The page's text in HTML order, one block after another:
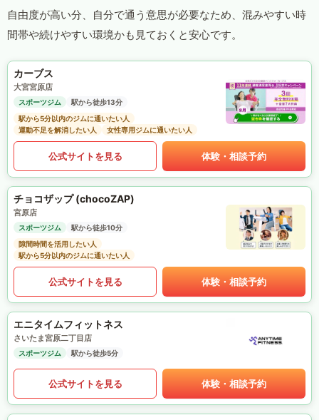
自由度が高い分、自分で通う意思が必要なため、混みやすい時
間帯や続けやすい環境かも見ておくと安心です。
カーブス
大宮宮原店
スポーツジム
駅から徒歩13分
駅から5分以内のジムに通いたい人
運動不足を解消したい人
女性専用ジムに通いたい人
公式サイトを見る 体験・相談予約
チョコザップ (chocoZAP)
宮原店
スポーツジム
駅から徒歩10分
隙間時間を活用したい人
駅から5分以内のジムに通いたい人
公式サイトを見る 体験・相談予約
エニタイムフィットネス
さいたま宮原二丁目店
スポーツジム 駅から徒歩5分
公式サイトを見る 体験・相談予約